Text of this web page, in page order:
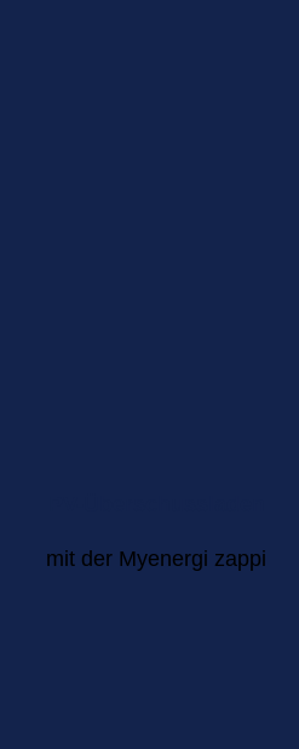
mit der Myenergi zappi